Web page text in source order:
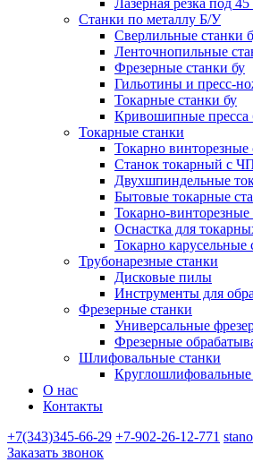
Лазерная резка под 45
Станки по металлу Б/У
Сверлильные станки
Ленточнопильные
Фрезерные станки бу
Гильотины и пресс-
Токарные станки бу
Кривошипные пресса
Токарные станки
Токарно винторезные
Станок токарный с
Двухшпиндельные
Бытовые токарные
Токарно-винторезные
Оснастка для
Токарно карусельные
Трубонарезные станки
Дисковые пилы
Инструменты для
Фрезерные станки
Универсальные
Фрезерные
Шлифовальные станки
Круглошлифовальные
О нас
Контакты
+7(343)345-66-29 +7-902-26-12-771
Заказать звонок